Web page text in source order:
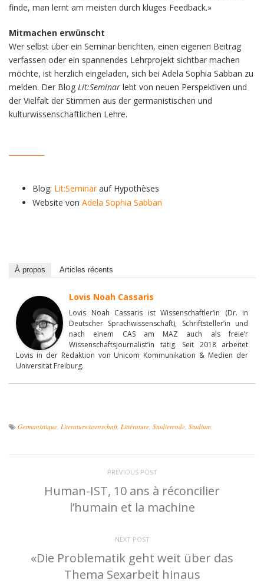
finde, man lernt am meisten durch kluges Feedback.»
Mitmachen erwünscht
Wer selbst über ein Seminar berichten, einen eigenen Beitrag
verfassen oder ein spannendes Lehrprojekt sichtbar machen
möchte, ist herzlich eingeladen, sich bei Adela Sophia Sabban zu
melden. Der Blog Lit:Seminar lebt von neuen Perspektiven und
der Vielfalt der Stimmen aus der germanistischen und
kulturwissenschaftlichen Lehre.
Blog: Lit:Seminarauf Hypothèses
Website von Adela Sophia Sabban
À propos Articles récents
Lovis Noah Cassaris
Lovis Noah Cassaris ist Wissenschaftler’in (Dr. in
Deutscher Sprachwissenschaft), Schriftsteller’in und
nach einem CAS am MAZ auch als freie’r
Wissenschaftsjournalist’in tätig. Seit 2018 arbeitet
Lovis in der Redaktion von Unicom Kommunikation & Medien der
Universität Freiburg.
Germanistique Literaturwissenschaft Littérature Studierende Studium
PREVIOUS POST
Human-IST, 10 ans à réconcilier
l’humain et la machine
NEXT POST
«Die Problematik geht weit über das
Thema Sexarbeit hinaus